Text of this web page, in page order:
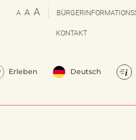
A A A
KONTAKT
Erleben Deutsch